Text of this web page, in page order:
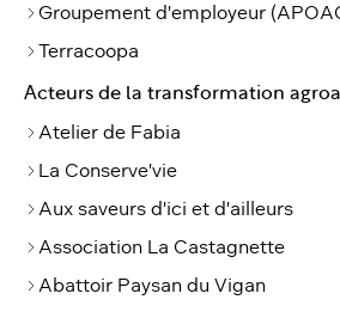
Groupement d'employeur
Terracoopa
Acteurs de la transformation
Atelier de Fabia
La Conserve'vie
Aux saveurs d'ici et d'ailleurs
Association La Castagnette
Abattoir Paysan du Vigan